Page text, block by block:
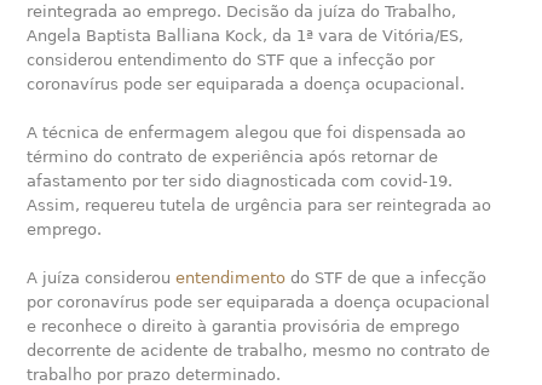
reintegrada ao emprego. Decisão da juíza do Trabalho,
Angela Baptista Balliana Kock, da 1ª vara de Vitória/ES,
considerou entendimento do STF que a infecção por
coronavírus pode ser equiparada a doença ocupacional.
A técnica de enfermagem alegou que foi dispensada ao
término do contrato de experiência após retornar de
afastamento por ter sido diagnosticada com covid-19.
Assim, requereu tutela de urgência para ser reintegrada ao
emprego.
A juíza considerouentendimento do STF de que a infecção
por coronavírus pode ser equiparada a doença ocupacional
e reconhece o direito à garantia provisória de emprego
decorrente de acidente de trabalho, mesmo no contrato de
trabalho por prazo determinado.